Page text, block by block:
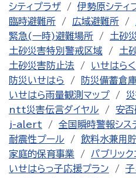
シティプラザ 伊勢原シティ
臨時避難所
広域避難所
緊急(一時)避難場所
土砂
土砂災害特別警戒区域
土
土砂災害防止法
いせはら
防災いせはら
防災備蓄倉
いせはら雨量観測マップ
ntt災害伝言ダイヤル
安否
j-alert
全国瞬時警報シス
耐震性プール
飲料水兼用
家庭的保育事業
パブリック
いせはらっ子応援プラン
子